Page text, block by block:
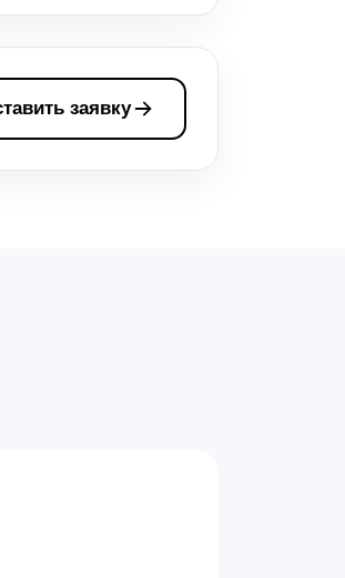
заявку